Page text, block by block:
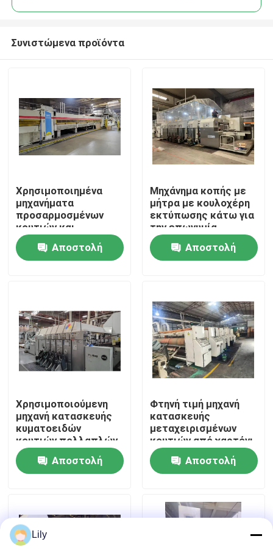
Σπίτι
Προϊόντα
Περίπου εμείς
Γύρος εργοστασίων
Μας ελάτε σε επαφή με
Ειδήσεις
μηχανή εκτύπωσης χαρτοκιβωτίων
Συνιστώμενα προϊόντα
Χρησιμοποιημένα
μηχανήματα
προσαρμοσμένων
κουτιών και
συσκευασιών
Αποστολή
Μηχάνημα κοπής με
μήτρα με κουλοχέρη
εκτύπωσης κάτω για
την επωνυμία
Dongfang
APSTARHG1628
Αποστολή
Χρησιμοποιούμενη
μηχανή κατασκευής
κυματοειδών
κουτιών πολλαπλών
λειτουργιών
Αποστολή
Φτηνή τιμή μηχανή
κατασκευής
μεταχειρισμένων
κουτιών από χαρτόνι
Αποστολή
Lily